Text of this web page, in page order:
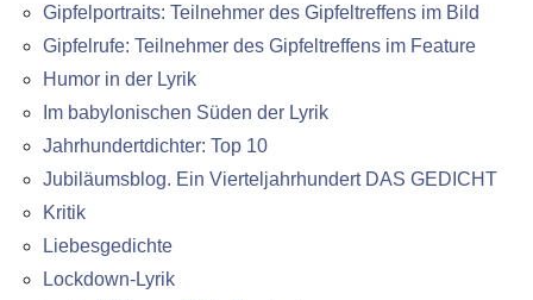
Gipfelportraits: Teilnehmer des Gipfeltreffens im Bild
Gipfelrufe: Teilnehmer des Gipfeltreffens im Feature
Humor in der Lyrik
Im babylonischen Süden der Lyrik
Jahrhundertdichter: Top 10
Jubiläumsblog. Ein Vierteljahrhundert DAS GEDICHT
Kritik
Liebesgedichte
Lockdown-Lyrik